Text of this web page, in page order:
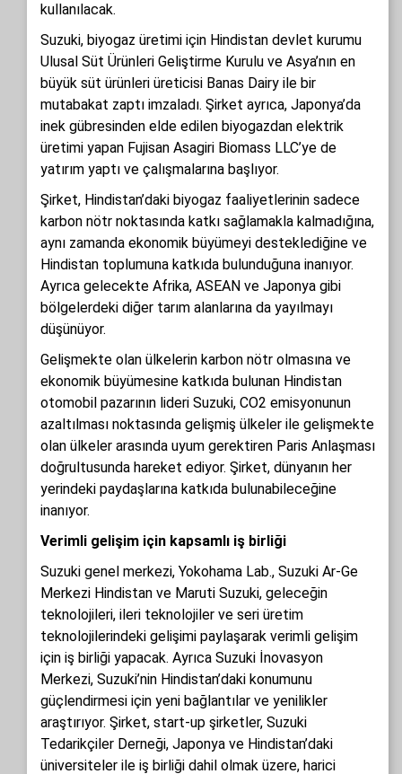
kullanılacak.
Suzuki, biyogaz üretimi için Hindistan devlet kurumu
Ulusal Süt Ürünleri Geliştirme Kurulu ve Asya’nın en
büyük süt ürünleri üreticisi Banas Dairy ile bir
mutabakat zaptı imzaladı. Şirket ayrıca, Japonya’da
inek gübresinden elde edilen biyogazdan elektrik
üretimi yapan Fujisan Asagiri Biomass LLC’ye de
yatırım yaptı ve çalışmalarına başlıyor.
Şirket, Hindistan’daki biyogaz faaliyetlerinin sadece
karbon nötr noktasında katkı sağlamakla kalmadığına,
aynı zamanda ekonomik büyümeyi desteklediğine ve
Hindistan toplumuna katkıda bulunduğuna inanıyor.
Ayrıca gelecekte Afrika, ASEAN ve Japonya gibi
bölgelerdeki diğer tarım alanlarına da yayılmayı
düşünüyor.
Gelişmekte olan ülkelerin karbon nötr olmasına ve
ekonomik büyümesine katkıda bulunan Hindistan
otomobil pazarının lideri Suzuki, CO2 emisyonunun
azaltılması noktasında gelişmiş ülkeler ile gelişmekte
olan ülkeler arasında uyum gerektiren Paris Anlaşması
doğrultusunda hareket ediyor. Şirket, dünyanın her
yerindeki paydaşlarına katkıda bulunabileceğine
inanıyor.
Verimli gelişim için kapsamlı iş birliği
Suzuki genel merkezi, Yokohama Lab., Suzuki Ar-Ge
Merkezi Hindistan ve Maruti Suzuki, geleceğin
teknolojileri, ileri teknolojiler ve seri üretim
teknolojilerindeki gelişimi paylaşarak verimli gelişim
için iş birliği yapacak. Ayrıca Suzuki İnovasyon
Merkezi, Suzuki’nin Hindistan’daki konumunu
güçlendirmesi için yeni bağlantılar ve yenilikler
araştırıyor. Şirket, start-up şirketler, Suzuki
Tedarikçiler Derneği, Japonya ve Hindistan’daki
üniversiteler ile iş birliği dahil olmak üzere, harici